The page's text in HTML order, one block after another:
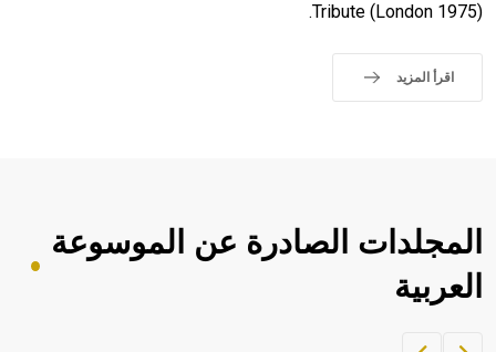
Tribute (London 1975).
اقرأ المزيد
المجلدات الصادرة عن الموسوعة
العربية